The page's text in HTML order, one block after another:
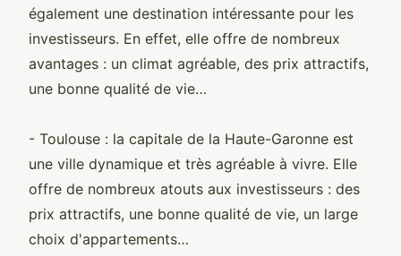
également une destination intéressante pour les
investisseurs. En effet, elle offre de nombreux
avantages : un climat agréable, des prix attractifs,
une bonne qualité de vie…
- Toulouse : la capitale de la Haute-Garonne est
une ville dynamique et très agréable à vivre. Elle
offre de nombreux atouts aux investisseurs : des
prix attractifs, une bonne qualité de vie, un large
choix d'appartements…